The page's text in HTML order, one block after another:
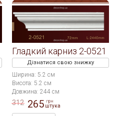
Гладкий карниз 2-0521
Дізнатися свою знижку
Ширина: 5.2 см
Висота: 5.2 см
Довжина: 244 см
312 265 грн
штука